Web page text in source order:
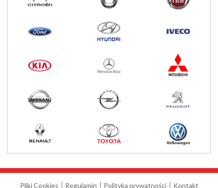
Pliki Cookies Regulamin Polityka prywatności Kontakt